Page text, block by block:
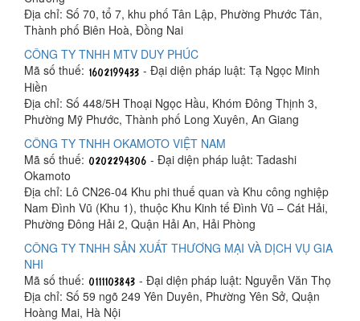
Địa chỉ: Số 70, tổ 7, khu phố Tân Lập, Phường Phước Tân,
Thành phố Biên Hoà, Đồng Nai
CÔNG TY TNHH MTV DUY PHÚC
Mã số thuế:
- Đại diện pháp luật: Tạ Ngọc Minh
Hiền
Địa chỉ: Số 448/5H Thoại Ngọc Hầu, Khóm Đông Thịnh 3,
Phường Mỹ Phước, Thành phố Long Xuyên, An Giang
CÔNG TY TNHH OKAMOTO VIỆT NAM
Mã số thuế:
- Đại diện pháp luật: Tadashi
Okamoto
Địa chỉ: Lô CN26-04 Khu phi thuế quan và Khu công nghiệp
Nam Đình Vũ (Khu 1), thuộc Khu Kinh tế Đình Vũ – Cát Hải,
Phường Đông Hải 2, Quận Hải An, Hải Phòng
CÔNG TY TNHH SẢN XUẤT THƯƠNG MẠI VÀ DỊCH VỤ GIA
NHI
Mã số thuế:
- Đại diện pháp luật: Nguyễn Văn Thọ
Địa chỉ: Số 59 ngõ 249 Yên Duyên, Phường Yên Sở, Quận
Hoàng Mai, Hà Nội